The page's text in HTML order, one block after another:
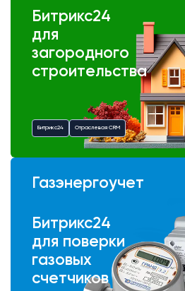
Битрикс24
для
загородного
строительства
Битрикс24 Отраслевая CRM
Газэнергоучет
Битрикс24
для поверки
газовых
счетчиков